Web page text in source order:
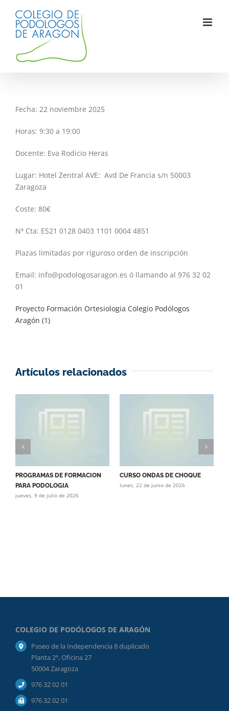
contenido
Fecha: 22 noviembre 2025
Horas: 9:30 a 19:00
Docente: Eva Rodicio Heras
Lugar: Hotel Zentral AVE: Avd De Francia s/n 50003
Zaragoza
Coste: 80€
Nª Cta: ES21 0128 0403 1101 0004 4851
Plazas limitadas por riguroso orden de inscripción
Email: info@podologosaragon.es ó llamando al 976 32 02
01
Proyecto Formación Ortesiologia Colegio Podólogos
Aragón (1)
Artículos relacionados
PROGRAMAS DE FORMACION
PARA PODOLOGIA
jueves, 9 de julio de 2026
CURSO ONDAS DE CHOQUE
lunes, 22 de junio de 2026
COLEGIO DE PODÓLOGOS DE ARAGÓN
Paseo de la Independencia 8 duplicado
Planta 2ª, Oficina 27
50004 Zaragoza
976 32 02 01
976 32 02 01